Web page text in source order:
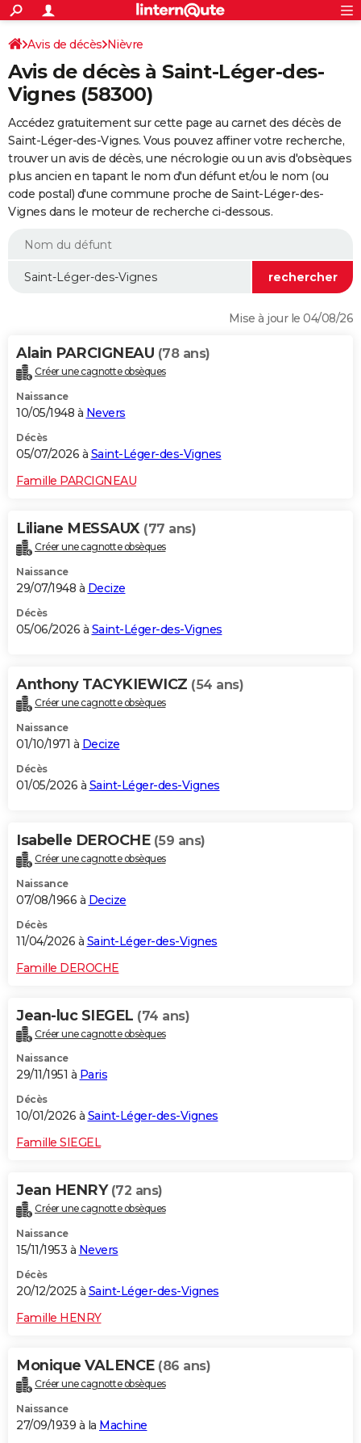
ACTUALITÉS
Politique
Société
Faits Divers
Education
Monde
Villes
+
SPORT
Coupe du monde 2026
Football
Tennis
Cyclisme
Rugby
Forum
CULTURE
FINANCE
Retraite
Impôts
Epargne
Immobilier
Risques naturels par ville
Banque
Assurance
Crédit
Essais
Réserver un essai
Citadines
Berlines
SUV
Forum auto
+
HIGH-TECH
Mobiles
Meilleur smartphone
Internet
Ordinateurs
Jeux vidéo
Guide high-tech
+
BRICOLAGE
Forum
Aménagement intérieur
Extérieur
Cuisine
Salle de bains
Jardinage
Rangement
WEEK-END
Guides de France
Escapades
Patrimoine
Expositions
Musées
Week-end nature
LIFESTYLE
Alimentation
Guide de la santé
Maladies
Médicaments
Sommeil
VOYAGE
Destinations
City break
Voyage nature
Voyage de noces
Forum
Climat
+PHOTO
GUIDES D'ACHAT
BONS PLANS
CARTE DE VOEUX
Dictionnaire
Biographies
Citations
Expressions
Proverbes
PROGRAMME TV
COPAINS D'AVANT
S'inscrire
Se connecter
Lycées
Collèges
Primaires
Universités
Entreprises
Service militaire
Avis de recherche
AVIS DE DÉCÈS
Avis de décès Nièvre
Avis de décès à Saint-Léger-des-
Vignes (58300)
Accédez gratuitement sur cette page au carnet des décès de
Saint-Léger-des-Vignes. Vous pouvez affiner votre recherche,
trouver un avis de décès, une nécrologie ou un avis d'obsèques
plus ancien en tapant le nom d'un défunt et/ou le nom (ou
code postal) d'une commune proche de Saint-Léger-des-
Vignes dans le moteur de recherche ci-dessous.
Mise à jour le 04/08/26
Alain PARCIGNEAU (78 ans)
Créer une cagnotte obsèques
Naissance
10/05/1948 à Nevers
Décès
05/07/2026 à Saint-Léger-des-Vignes
Famille PARCIGNEAU
Liliane MESSAUX (77 ans)
Créer une cagnotte obsèques
Naissance
29/07/1948 à Decize
Décès
05/06/2026 à Saint-Léger-des-Vignes
Anthony TACYKIEWICZ (54 ans)
Créer une cagnotte obsèques
Naissance
01/10/1971 à Decize
Décès
01/05/2026 à Saint-Léger-des-Vignes
Isabelle DEROCHE (59 ans)
Créer une cagnotte obsèques
Naissance
07/08/1966 à Decize
Décès
11/04/2026 à Saint-Léger-des-Vignes
Famille DEROCHE
Jean-luc SIEGEL (74 ans)
Créer une cagnotte obsèques
Naissance
29/11/1951 à Paris
Décès
10/01/2026 à Saint-Léger-des-Vignes
Famille SIEGEL
Jean HENRY (72 ans)
Créer une cagnotte obsèques
Naissance
15/11/1953 à Nevers
Décès
20/12/2025 à Saint-Léger-des-Vignes
Famille HENRY
Monique VALENCE (86 ans)
Créer une cagnotte obsèques
Naissance
27/09/1939 à la Machine